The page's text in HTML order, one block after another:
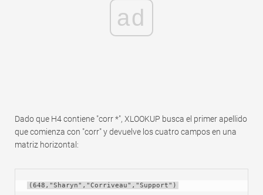
ad
Dado que H4 contiene "corr *", XLOOKUP busca el primer apellido
que comienza con "corr" y devuelve los cuatro campos en una
matriz horizontal:
(648,"Sharyn","Corriveau","Support")